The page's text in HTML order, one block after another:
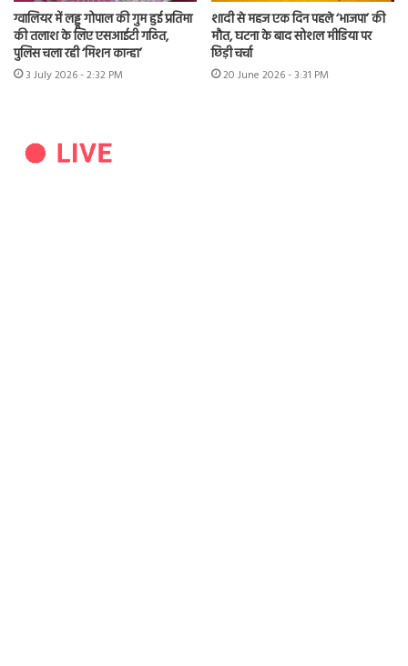
ग्वालियर में लड्डू गोपाल की गुम हुई प्रतिमा
की तलाश के लिए एसआईटी गठित,
पुलिस चला रही ‘मिशन कान्हा’
3 July 2026 - 2:32 PM
शादी से महज एक दिन पहले ‘भाजपा’ की
मौत, घटना के बाद सोशल मीडिया पर
छिड़ी चर्चा
20 June 2026 - 3:31 PM